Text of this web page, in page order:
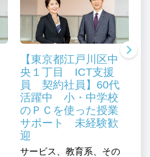
【東京都江戸川区中
央１丁目 ICT支援
員 契約社員】60代
活躍中 小・中学校
のＰＣを使った授業
サポート 未経験歓
迎
サービス、教育系、その